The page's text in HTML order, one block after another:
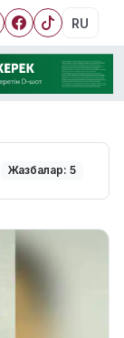
RU
Жазбалар: 5